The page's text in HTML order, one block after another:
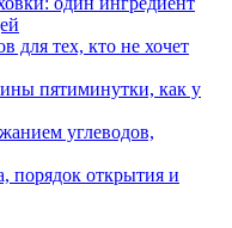
для тех, кто не хочет
пятиминутки, как у
углеводов,
порядок открытия и